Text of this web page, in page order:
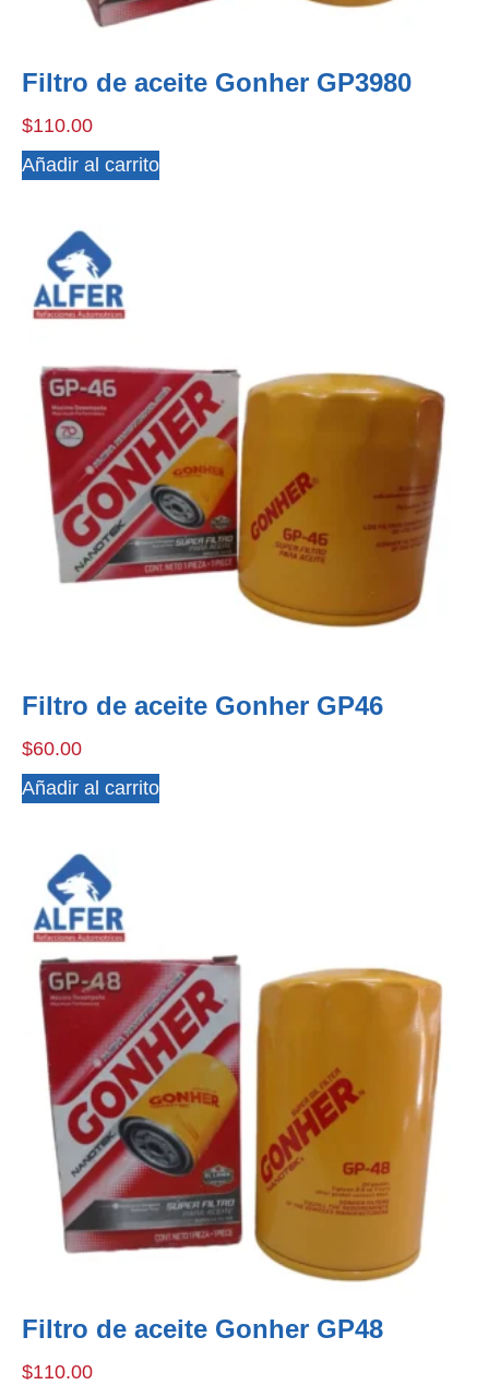
Filtro de aceite Gonher GP3980
$110.00
Añadir al carrito
Filtro de aceite Gonher GP46
$60.00
Añadir al carrito
Filtro de aceite Gonher GP48
$110.00